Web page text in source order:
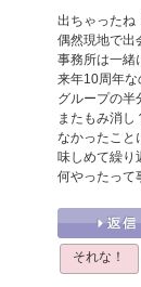
出ちゃったね
偶然現地で出
事務所は一緒
来年10周年な
グループの半
またもみ消し
なかったこと
味しめて繰り
何やったって
それな！